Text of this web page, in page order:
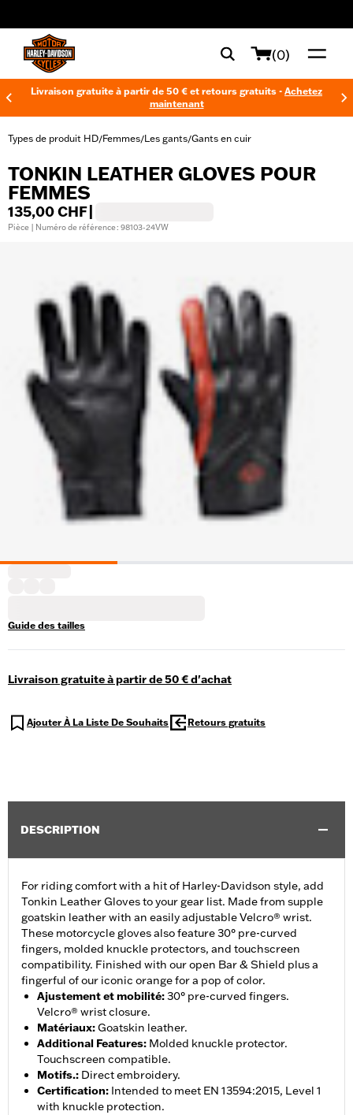
(0)
Livraison gratuite à partir de 50 € et retours gratuits - Achetez
maintenant
Types de produit HD/Femmes/Les gants/Gants en cuir
TONKIN LEATHER GLOVES POUR
FEMMES
135,00 CHF
Pièce | Numéro de référence : 98103-24VW
Guide des tailles
Livraison gratuite à partir de 50 € d'achat
Ajouter À La Liste De Souhaits Retours gratuits
DESCRIPTION
For riding comfort with a hit of Harley-Davidson style, add
Tonkin Leather Gloves to your gear list. Made from supple
goatskin leather with an easily adjustable Velcro® wrist.
These motorcycle gloves also feature 30° pre-curved
fingers, molded knuckle protectors, and touchscreen
compatibility. Finished with our open Bar & Shield plus a
fingerful of our iconic orange for a pop of color.
Ajustement et mobilité:30° pre-curved fingers.
Velcro® wrist closure.
Matériaux:Goatskin leather.
Additional Features: Molded knuckle protector.
Touchscreen compatible.
Motifs.: Direct embroidery.
Certification: Intended to meet EN 13594:2015, Level 1
with knuckle protection.